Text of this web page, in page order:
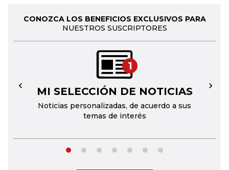
CONOZCA LOS BENEFICIOS EXCLUSIVOS PARA
NUESTROS SUSCRIPTORES
1
MI SELECCIÓN DE NOTICIAS
Noticias personalizadas, de acuerdo a sus
temas de interés
← →